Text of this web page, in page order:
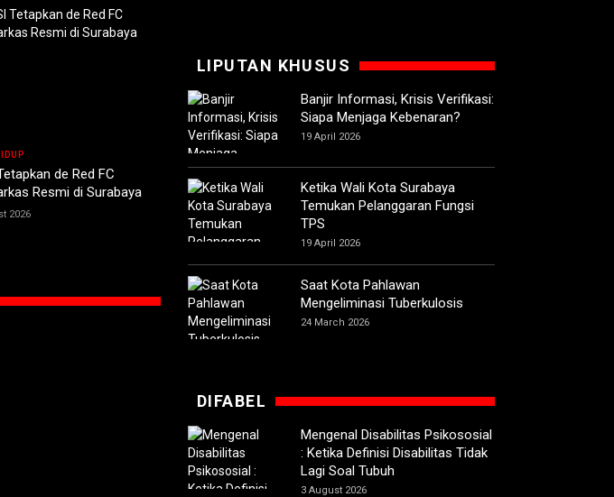
de Red FC
Resmi di Surabaya
2026
LIPUTAN KHUSUS
Banjir Informasi, Krisis Verifikasi:
Siapa Menjaga Kebenaran?
19 April 2026
Ketika Wali Kota Surabaya
Temukan Pelanggaran Fungsi
TPS
19 April 2026
Saat Kota Pahlawan
Mengeliminasi Tuberkulosis
24 March 2026
DIFABEL
Mengenal Disabilitas Psikososial
: Ketika Definisi Disabilitas Tidak
Lagi Soal Tubuh
3 August 2026